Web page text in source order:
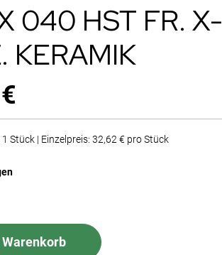
040 HST FR. X-
KERAMIK
Stück | Einzelpreis: 32,62 € pro Stück
Warenkorb